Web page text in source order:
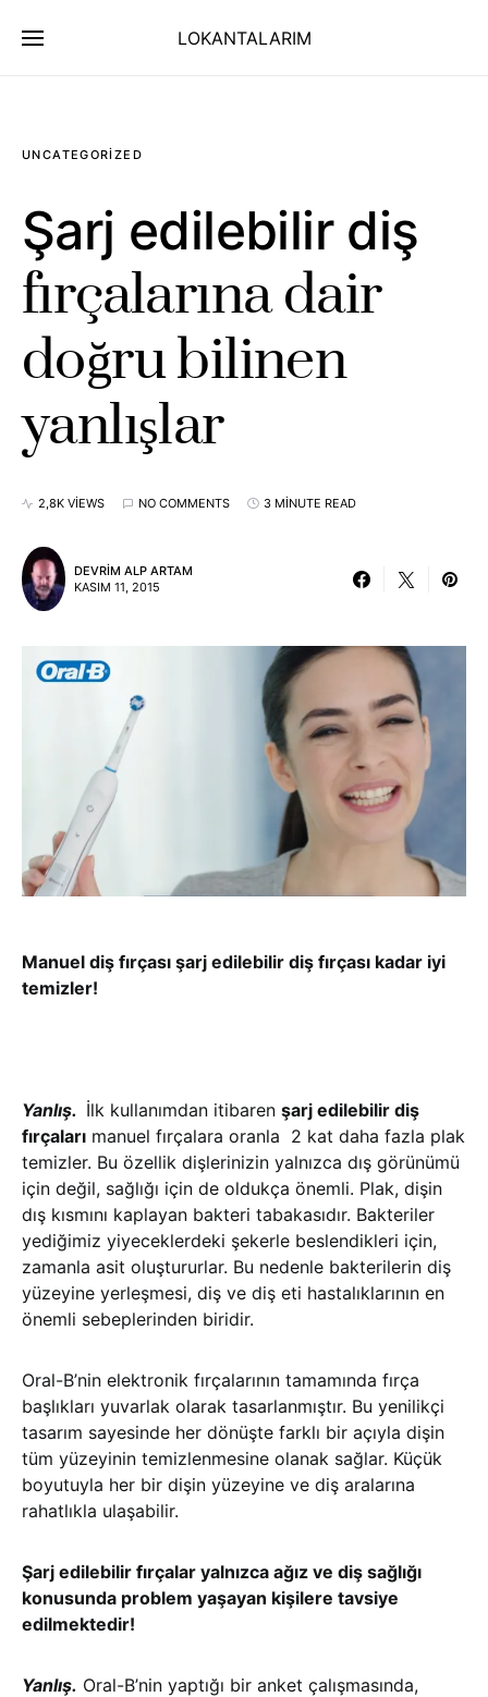
LOKANTALARIM
UNCATEGORIZED
Şarj edilebilir diş
fırçalarına dair
doğru bilinen
yanlışlar
2,8K VIEWS NO COMMENTS 3 MINUTE READ
DEVRIM ALP ARTAM
KASIM 11, 2015
Manuel diş fırçası şarj edilebilir diş fırçası kadar iyi
temizler!
Yanlış. İlk kullanımdan itibaren şarj edilebilir diş
fırçaları manuel fırçalara oranla 2 kat daha fazla plak
temizler. Bu özellik dişlerinizin yalnızca dış görünümü
için değil, sağlığı için de oldukça önemli. Plak, dişin
dış kısmını kaplayan bakteri tabakasıdır. Bakteriler
yediğimiz yiyeceklerdeki şekerle beslendikleri için,
zamanla asit oluştururlar. Bu nedenle bakterilerin diş
yüzeyine yerleşmesi, diş ve diş eti hastalıklarının en
önemli sebeplerinden biridir.
Oral-B’nin elektronik fırçalarının tamamında fırça
başlıkları yuvarlak olarak tasarlanmıştır. Bu yenilikçi
tasarım sayesinde her dönüşte farklı bir açıyla dişin
tüm yüzeyinin temizlenmesine olanak sağlar. Küçük
boyutuyla her bir dişin yüzeyine ve diş aralarına
rahatlıkla ulaşabilir.
Şarj edilebilir fırçalar yalnızca ağız ve diş sağlığı
konusunda problem yaşayan kişilere tavsiye
edilmektedir!
Yanlış. Oral-B’nin yaptığı bir anket çalışmasında,